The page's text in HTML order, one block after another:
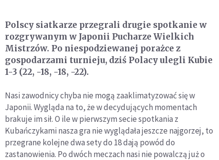
Polscy siatkarze przegrali drugie spotkanie w
rozgrywanym w Japonii Pucharze Wielkich
Mistrzów. Po niespodziewanej porażce z
gospodarzami turnieju, dziś Polacy ulegli Kubie
1-3 (22, -18, -18, -22).
Nasi zawodnicy chyba nie mogą zaaklimatyzować się w
Japonii. Wygląda na to, że w decydujących momentach
brakuje im sił. O ile w pierwszym secie spotkania z
Kubańczykami nasza gra nie wyglądała jeszcze najgorzej, to
przegrane kolejne dwa sety do 18 dają powód do
zastanowienia. Po dwóch meczach nasi nie powalczą już o